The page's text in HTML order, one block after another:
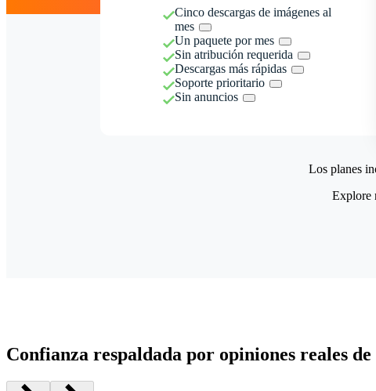
Cinco descargas de imágenes al
mes
Un paquete por mes
Sin atribución requerida
Descargas más rápidas
Soporte prioritario
Sin anuncios
Los planes
Explore
Confianza respaldada por opiniones reales de